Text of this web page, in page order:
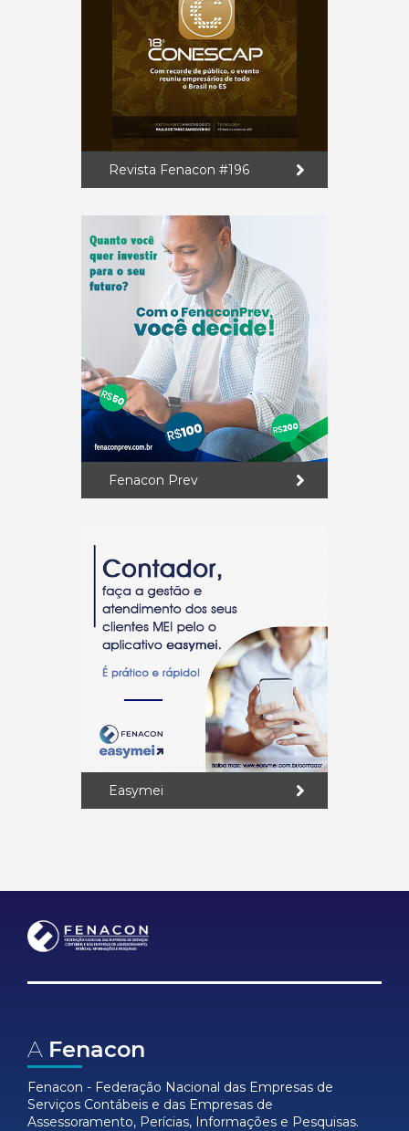
Revista Fenacon #196
Fenacon Prev
Easymei
A Fenacon
Fenacon - Federação Nacional das Empresas de
Serviços Contábeis e das Empresas de
Assessoramento, Perícias, Informações e Pesquisas.